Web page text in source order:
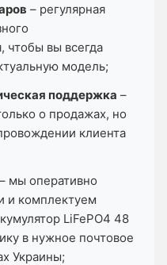
– регулярная
чтобы вы всегда
модель;
поддержка –
о продажах, но
клиента
– мы оперативно
и комплектуем
LiFePO4 48
в нужное почтовое
Украины;